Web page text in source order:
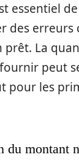
essentiel
des erreurs
prêt. La
peut
pour les
du montant